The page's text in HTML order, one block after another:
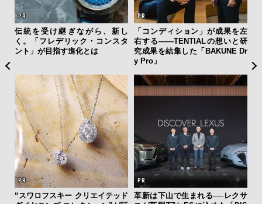
伝統を受け継ぎながら、新し
く。「フレデリック・コンスタ
ント」が目指す進化とは
「コンディション」が成果を左
右する——TENTIALの想いと研
究成果を結集した「BAKUNE Dr
y Pro」
“スワロフスキー クリエイテッド
革新は下山で生まれる──レクサ
モ